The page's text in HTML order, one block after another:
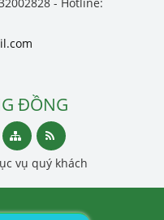
ĐỒNG
vụ quý khách